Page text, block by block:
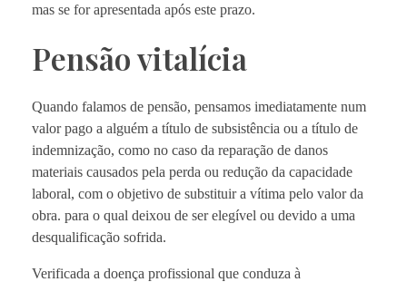
mas se for apresentada após este prazo.
Pensão vitalícia
Quando falamos de pensão, pensamos imediatamente num
valor pago a alguém a título de subsistência ou a título de
indemnização, como no caso da reparação de danos
materiais causados ​​pela perda ou redução da capacidade
laboral, com o objetivo de substituir a vítima pelo valor da
obra. para o qual deixou de ser elegível ou devido a uma
desqualificação sofrida.
Verificada a doença profissional que conduza à